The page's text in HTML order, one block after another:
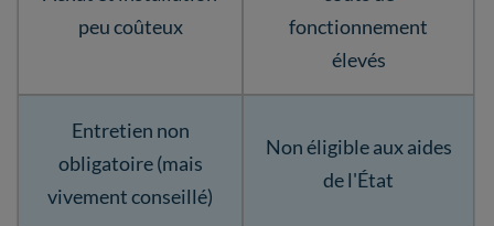
peu coûteux
fonctionnement
élevés
Entretien non
obligatoire (mais
vivement conseillé)
Non éligible aux aides
de l'État